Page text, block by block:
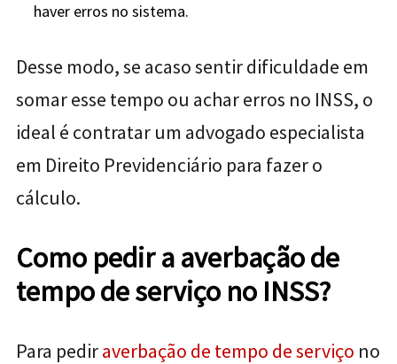
haver erros no sistema.
Desse modo, se acaso sentir dificuldade em
somar esse tempo ou achar erros no INSS, o
ideal é contratar um advogado especialista
em Direito Previdenciário para fazer o
cálculo.
Como pedir a averbação de
tempo de serviço no INSS?
Para pediraverbação de tempo de serviço no